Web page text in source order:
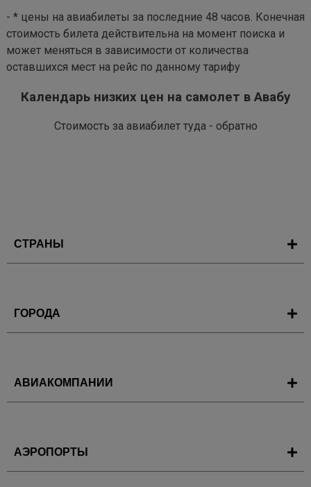
- * цены на авиабилеты за последние 48 часов. Конечная
стоимость билета действительна на момент поиска и
может меняться в зависимости от количества
оставшихся мест на рейс по данному тарифу
Календарь низких цен на самолет в Авабу
Стоимость за авиабилет туда - обратно
СТРАНЫ
ГОРОДА
АВИАКОМПАНИИ
АЭРОПОРТЫ